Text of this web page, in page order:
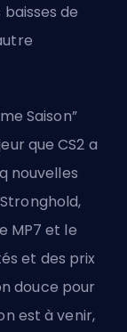
de
Saison”
que CS2 a
nouvelles
MP7 et le
et des prix
douce pour
est à venir,